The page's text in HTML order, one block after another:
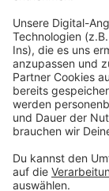
Mehr
Anzeige
Eltern der
Stadt
Übung im